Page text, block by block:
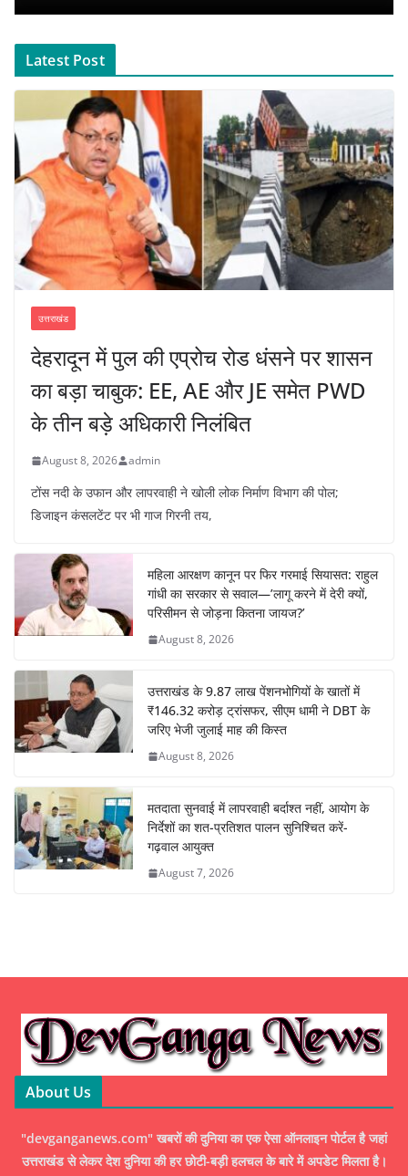
Latest Post
उत्तराखंड
देहरादून में पुल की एप्रोच रोड धंसने पर शासन
का बड़ा चाबुक: EE, AE और JE समेत PWD
के तीन बड़े अधिकारी निलंबित
August 8, 2026 admin
टोंस नदी के उफान और लापरवाही ने खोली लोक निर्माण विभाग की पोल;
डिजाइन कंसलटेंट पर भी गाज गिरनी तय,
महिला आरक्षण कानून पर फिर गरमाई सियासत: राहुल
गांधी का सरकार से सवाल—’लागू करने में देरी क्यों,
परिसीमन से जोड़ना कितना जायज?’
August 8, 2026
उत्तराखंड के 9.87 लाख पेंशनभोगियों के खातों में
₹146.32 करोड़ ट्रांसफर, सीएम धामी ने DBT के
जरिए भेजी जुलाई माह की किस्त
August 8, 2026
मतदाता सुनवाई में लापरवाही बर्दाश्त नहीं, आयोग के
निर्देशों का शत-प्रतिशत पालन सुनिश्चित करें-
गढ़वाल आयुक्त
August 7, 2026
About Us
"devganganews.com" खबरों की दुनिया का एक ऐसा ऑनलाइन पोर्टल है जहां
उत्तराखंड से लेकर देश दुनिया की हर छोटी-बड़ी हलचल के बारे में अपडेट मिलता है।